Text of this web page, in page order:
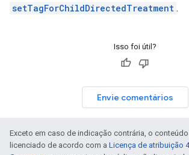
setTagForChildDirectedTreatment .
Isso foi útil?
Envie comentários
Exceto em caso de indicação contrária, o
licenciado de acordo com a Licença de atribuição